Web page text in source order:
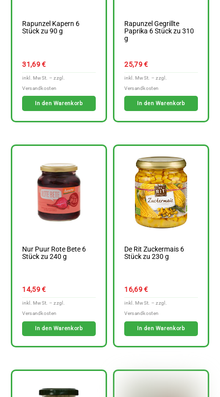
Rapunzel Kapern 6
Stück zu 90 g
31,69€
In den Warenkorb
Rapunzel Gegrillte
Paprika 6 Stück zu 310
g
25,79€
In den Warenkorb
Nur Puur Rote Bete 6
Stück zu 240 g
14,59€
In den Warenkorb
De Rit Zuckermais 6
Stück zu 230 g
16,69€
In den Warenkorb